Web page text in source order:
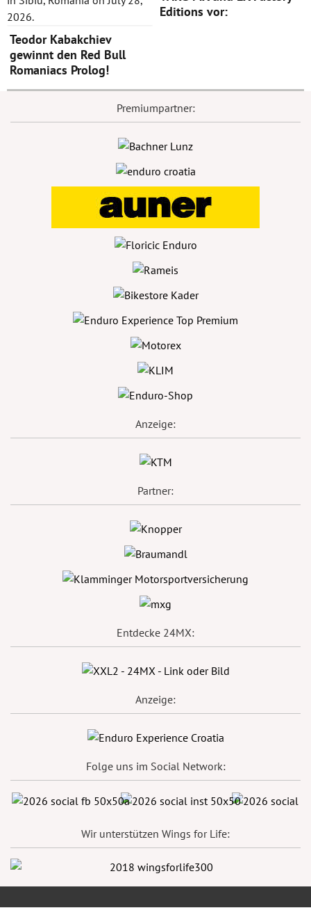
Teodor Kabakchiev
gewinnt den Red Bull
Romaniacs Prolog!
Editions vor:
Premiumpartner:
Anzeige:
Partner:
Entdecke 24MX:
Anzeige:
Folge uns im Social Network:
Wir unterstützen Wings for Life: